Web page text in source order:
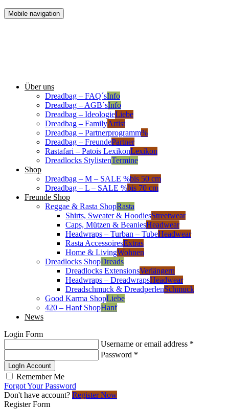
Mobile navigation
Über uns
Dreadbag – FAQ´sInfo
Dreadbag – AGB´sInfo
Dreadbag – IdeologieLiebe
Dreadbag – FamilyArtist
Dreadbag – Partnerprogramm%
Dreadbag – FreundePartner
Rastafari – Patois LexikonLexikon
Dreadlocks StylistenTermine
Shop
Dreadbag – M – SALE %bis 50 cm
Dreadbag – L – SALE %bis 70 cm
Freunde Shop
Reggae & Rasta ShopRasta
Shirts, Sweater & HoodiesStreetwear
Caps, Mützen & BeaniesHeadwear
Headwraps – Turban – TubeHeadwear
Rasta AccessoiresExtras
Home & LivingWohnen
Dreadlocks ShopDreads
Dreadlocks ExtensionsVerlängern
Headwraps – DreadwrapsHeadwear
Dreadschmuck & DreadperlenSchmuck
Good Karma ShopLiebe
420 – Hanf ShopHanf
News
Login Form
Username or email address *
Password *
LogIn Account
Remember Me
Forgot Your Password
Don't have account? Register Now
Register Form